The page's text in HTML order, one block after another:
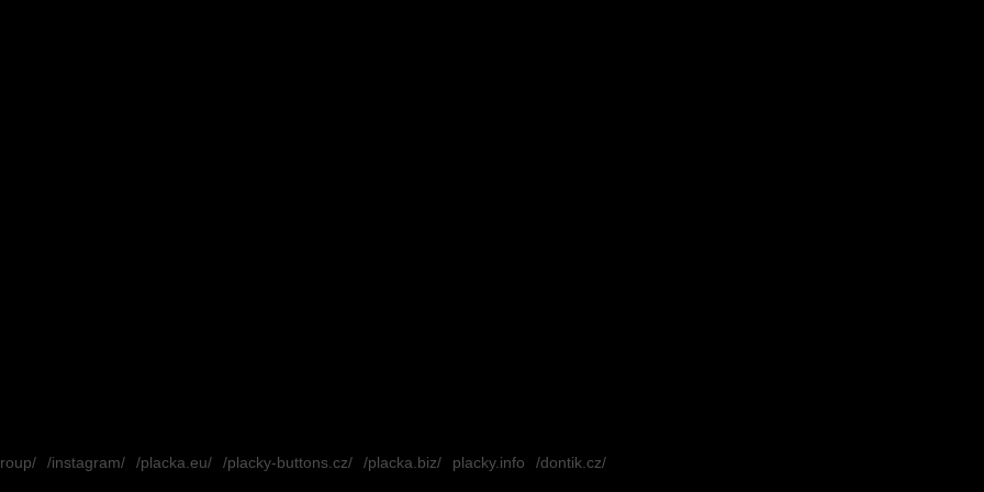
/instagram/ /placka.eu/ /placky-buttons.cz/ /placka.biz/ placky.info /dontik.cz/